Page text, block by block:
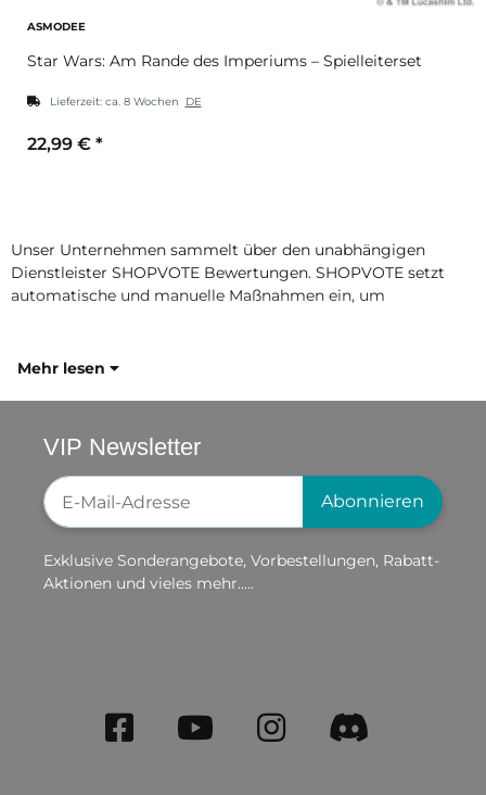
ASMODEE
Star Wars: Am Rande des Imperiums – Spielleiterset
Lieferzeit: ca. 8 Wochen DE
22,99 € *
Unser Unternehmen sammelt über den unabhängigen
Dienstleister SHOPVOTE Bewertungen. SHOPVOTE setzt
automatische und manuelle Maßnahmen ein, um
Mehr lesen
VIP Newsletter
Newsletter-Registrierung
Abonnieren
Exklusive Sonderangebote, Vorbestellungen, Rabatt-
Aktionen und vieles mehr.....